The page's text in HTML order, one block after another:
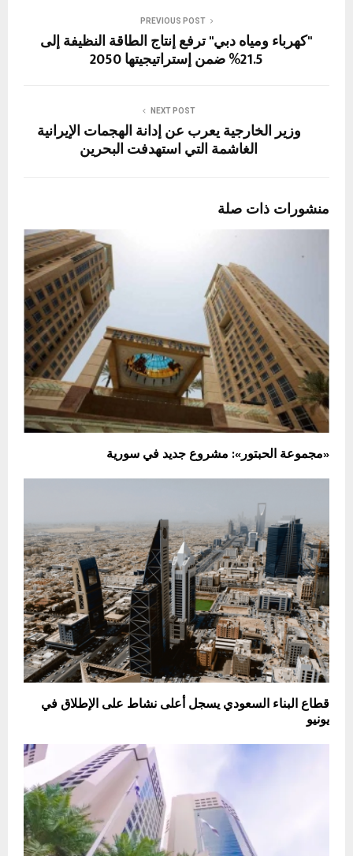
PREVIOUS POST
"كهرباء ومياه دبي" ترفع إنتاج الطاقة النظيفة إلى
21.5% ضمن إستراتيجيتها 2050
NEXT POST
وزير الخارجية يعرب عن إدانة الهجمات الإيرانية
الغاشمة التي استهدفت البحرين
منشورات ذات صلة
«مجموعة الحبتور»: مشروع جديد في سورية
قطاع البناء السعودي يسجل أعلى نشاط على الإطلاق في
يونيو